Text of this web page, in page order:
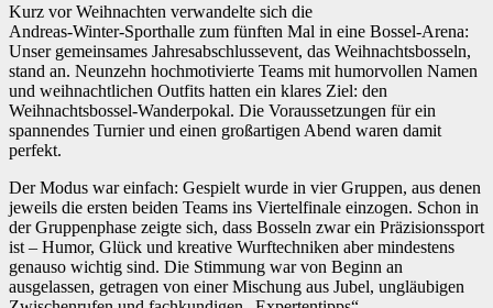
Kurz vor Weihnachten verwandelte sich die
Andreas‑Winter‑Sporthalle zum fünften Mal in eine Bossel‑Arena:
Unser gemeinsames Jahresabschlussevent, das Weihnachtsbosseln,
stand an. Neunzehn hochmotivierte Teams mit humorvollen Namen
und weihnachtlichen Outfits hatten ein klares Ziel: den
Weihnachtsbossel‑Wanderpokal. Die Voraussetzungen für ein
spannendes Turnier und einen großartigen Abend waren damit
perfekt.
Der Modus war einfach: Gespielt wurde in vier Gruppen, aus denen
jeweils die ersten beiden Teams ins Viertelfinale einzogen. Schon in
der Gruppenphase zeigte sich, dass Bosseln zwar ein Präzisionssport
ist – Humor, Glück und kreative Wurftechniken aber mindestens
genauso wichtig sind. Die Stimmung war von Beginn an
ausgelassen, getragen von einer Mischung aus Jubel, ungläubigen